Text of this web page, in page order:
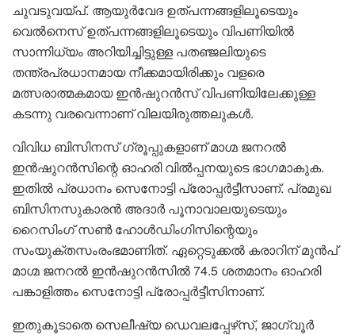
ചുവടുവയ്പ്. ആയുര്‍വേദ ഉത്പന്നങ്ങളിലൂടെയും
വെല്‍നെസ് ഉത്പന്നങ്ങളിലൂടെയും വിപണിയില്‍
സാന്നിധ്യം അറിയിച്ചിട്ടുള്ള പതഞ്ജലിയുടെ
തന്ത്രപ്രധാനമായ നീക്കമായിരിക്കും വളരെ
മത്സരാത്മകമായ ഇന്‍ഷുറന്‍സ് വിപണിയിലേക്കുള്ള
കടന്നു വരവെന്നാണ് വിലയിരുത്തലുകള്‍.
വിവിധ ബിസിനസ് ഗ്രൂപ്പുകളാണ് മാഗ്മ ജനറല്‍
ഇന്‍ഷുറന്‍സിന്റെ ഓഹരി വില്‍പ്പനയുടെ ഭാഗമാകുക.
ഇതില്‍ പ്രധാനം സെനോട്ടി പ്രോപ്പര്‍ട്ടീസാണ്. പ്രമുഖ
ബിസിനസുകാരന്‍ അദാര്‍ പൂനാവാലയുടെയും
റൈസിംഗ് സണ്‍ ഹോള്‍ഡിംഗിസിന്റെയും
സംയുക്തസംരംഭമാണിത്. ഏറ്റെടുക്കല്‍ കരാറിന് മുന്‍പ്
മാഗ്മ ജനറല്‍ ഇന്‍ഷുറന്‍സില്‍ 74.5 ശതമാനം ഓഹരി
പങ്കാളിത്തം സെനോട്ടി പ്രോപ്പര്‍ട്ടീസിനാണ്.
ഇതുകൂടാതെ സെലീഷ്യ ഡെവലപ്പേഴ്‌സ്, ജാഗ്വൂര്‍